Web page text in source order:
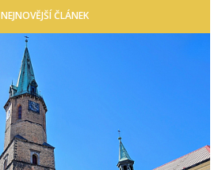
NEJNOVĚJŠÍ ČLÁNEK